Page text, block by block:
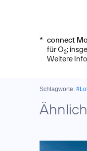
* connect
für O2;
Weitere
Schlagworte: